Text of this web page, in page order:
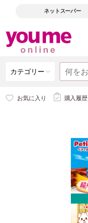
ネットスーパー
カテゴリー
お気に入り 購入履歴